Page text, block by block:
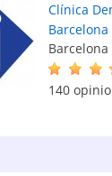
Clínica
Barcelona
Barcelona
140